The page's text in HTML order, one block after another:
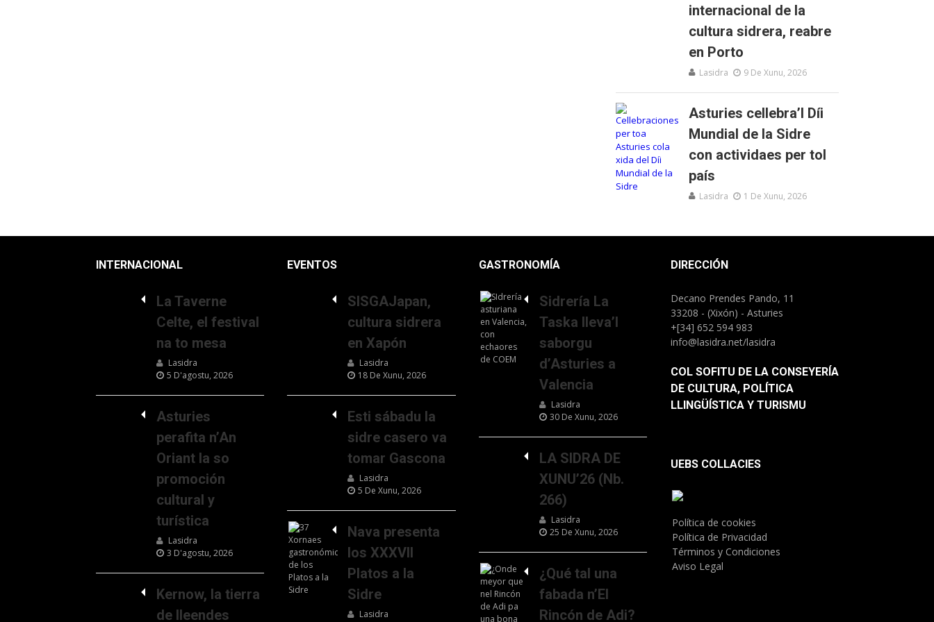
internacional de la
cultura sidrera, reabre
en Porto
Lasidra 9 De Xunu, 2026
Asturies cellebra’l Díi
Mundial de la Sidre
con actividaes per tol
país
Lasidra 1 De Xunu, 2026
INTERNACIONAL
La Taverne
Celte, el festival
na to mesa
Lasidra
5 D'agostu, 2026
Asturies
perafita n’An
Oriant la so
promoción
cultural y
turística
Lasidra
3 D'agostu, 2026
Kernow, la tierra
de lleendes
EVENTOS
SISGAJapan,
cultura sidrera
en Xapón
Lasidra
18 De Xunu, 2026
Esti sábadu la
sidre casero va
tomar Gascona
Lasidra
5 De Xunu, 2026
Nava presenta
los XXXVII
Platos a la
Sidre
Lasidra
GASTRONOMÍA
Sidrería La
Taska lleva’l
saborgu
d’Asturies a
Valencia
Lasidra
30 De Xunu, 2026
LA SIDRA DE
XUNU’26 (Nb.
266)
Lasidra
25 De Xunu, 2026
¿Qué tal una
fabada n’El
Rincón de Adi?
DIRECCIÓN
Decano Prendes Pando, 11
33208 - (Xixón) - Asturies
+[34] 652 594 983
info@lasidra.net/lasidra
COL SOFITU DE LA CONSEYERÍA
DE CULTURA, POLÍTICA
LLINGÜÍSTICA Y TURISMU
UEBS COLLACIES
Política de cookies
Política de Privacidad
Términos y Condiciones
Aviso Legal